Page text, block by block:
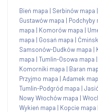
Bień mapa | Serbinów mapa |
Gustawów mapa | Podchyby
mapa | Komorów mapa |
mapa | Gosań mapa |
Samsonów-Dudków mapa |
mapa | Tumlin-Osowa mapa |
Komorniki mapa | Baran
Przyjmo mapa | Adamek
Tumlin-Podgród mapa |
Nowy Włochów mapa |
Wykień mapa | Kopcie mapa